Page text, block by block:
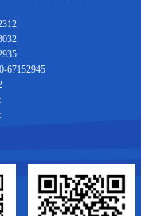
67152945